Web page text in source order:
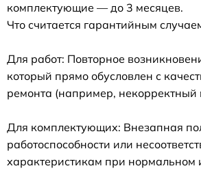
комплектующие — до 3 месяцев.
Что считается гарантийным
Для работ: Повторное
который прямо обусловлен с
ремонта (например, некорректный
Для комплектующих: Внезапная
работоспособности или
характеристикам при нормальном